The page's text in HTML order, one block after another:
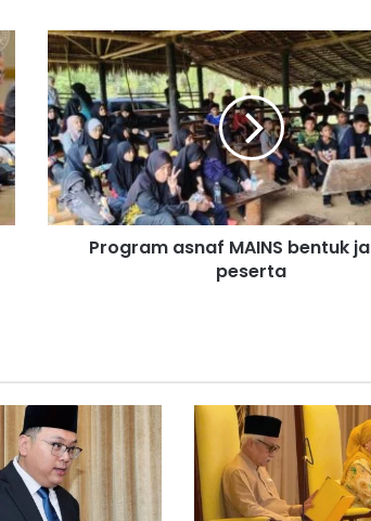
P
r
o
g
r
a
m
a
s
N
S
b
e
n
t
Program asnaf MAINS bentuk
peserta